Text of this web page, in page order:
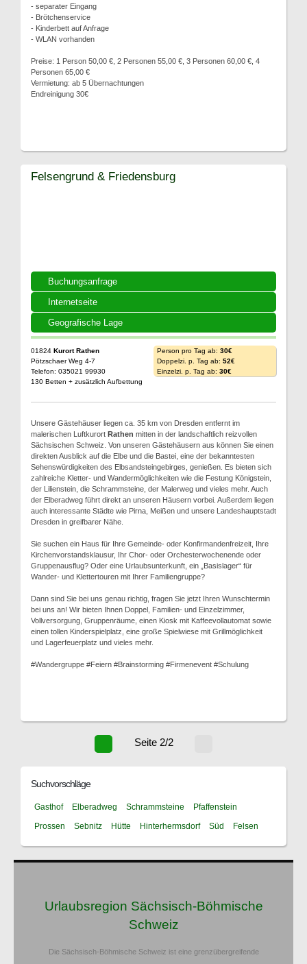
- separater Eingang
- Brötchenservice
- Kinderbett auf Anfrage
- WLAN vorhanden
Preise: 1 Person 50,00 €, 2 Personen 55,00 €, 3 Personen 60,00 €, 4
Personen 65,00 €
Vermietung: ab 5 Übernachtungen
Endreinigung 30€
Buchungsanfrage
Internetseite
Geografische Lage
Felsengrund & Friedensburg
01824 Kurort Rathen
Pötzschaer Weg 4-7
Telefon: 035021 99930
130 Betten + zusätzlich Aufbettung
Person pro Tag ab: 30€
Doppelzi. p. Tag ab: 52€
Einzelzi. p. Tag ab: 30€
Unsere Gästehäuser liegen ca. 35 km von Dresden entfernt im
malerischen Luftkurort Rathen mitten in der landschaftlich reizvollen
Sächsischen Schweiz. Von unseren Gästehäusern aus können Sie einen
direkten Ausblick auf die Elbe und die Bastei, eine der bekanntesten
Sehenswürdigkeiten des Elbsandsteingebirges, genießen. Es bieten sich
zahlreiche Kletter- und Wandermöglichkeiten wie die Festung Königstein,
der Lilienstein, die Schrammsteine, der Malerweg und vieles mehr. Auch
der Elberadweg führt direkt an unseren Häusern vorbei. Außerdem liegen
auch interessante Städte wie Pirna, Meißen und unsere Landeshauptstadt
Dresden in greifbarer Nähe.
Sie suchen ein Haus für Ihre Gemeinde- oder Konfirmandenfreizeit, Ihre
Kirchenvorstandsklausur, Ihr Chor- oder Orchesterwochenende oder
Gruppenausflug? Oder eine Urlaubsunterkunft, ein „Basislager“ für
Wander- und Klettertouren mit Ihrer Familiengruppe?
Dann sind Sie bei uns genau richtig, fragen Sie jetzt Ihren Wunschtermin
bei uns an! Wir bieten Ihnen Doppel, Familien- und Einzelzimmer,
Vollversorgung, Gruppenräume, einen Kiosk mit Kaffeevollautomat sowie
einen tollen Kinderspielplatz, eine große Spielwiese mit Grillmöglichkeit
und Lagerfeuerplatz und vieles mehr.
#Wandergruppe #Feiern #Brainstorming #Firmenevent #Schulung
Seite 2/2
Suchvorschläge
Gasthof Elberadweg Schrammsteine
Pfaffenstein
Prossen
Sebnitz Hütte Hinterhermsdorf Süd Felsen
Urlaubsregion Sächsisch-Böhmische
Schweiz
Die Sächsisch-Böhmische Schweiz ist eine grenzübergreifende